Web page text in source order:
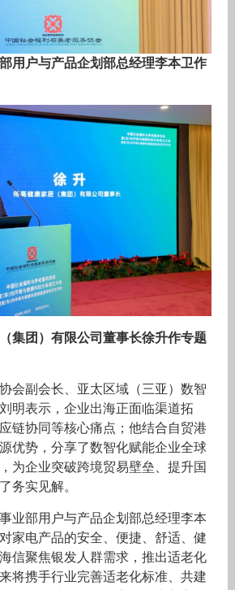
用户与产品企划部总经理李本卫作
集团）有限公司董事长徐升作专题
会副会长、亚太区域（三亚）数智
明表示，企业出海正面临渠道拓
链协同等核心痛点；他结合自贸港
优势，分享了数智化赋能企业全球
为企业突破跨境贸易壁垒、提升国
务实见解。
业部用户与产品企划部总经理李本
家电产品的安全、便捷、舒适、健
信聚焦银发人群需求，推出适老化
将携手行业完善适老化标准、共建